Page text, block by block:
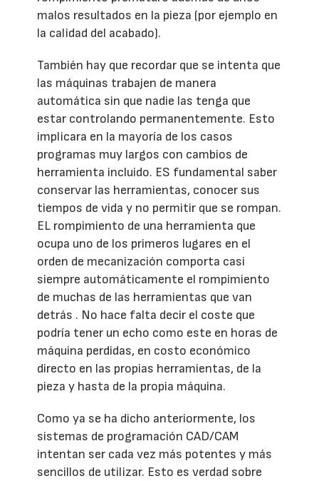
malos resultados en la pieza (por ejemplo en
la calidad del acabado).
También hay que recordar que se intenta que
las máquinas trabajen de manera
automática sin que nadie las tenga que
estar controlando permanentemente. Esto
implicara en la mayoría de los casos
programas muy largos con cambios de
herramienta incluido. ES fundamental saber
conservar las herramientas, conocer sus
tiempos de vida y no permitir que se rompan.
EL rompimiento de una herramienta que
ocupa uno de los primeros lugares en el
orden de mecanización comporta casi
siempre automáticamente el rompimiento
de muchas de las herramientas que van
detrás . No hace falta decir el coste que
podría tener un echo como este en horas de
máquina perdidas, en costo económico
directo en las propias herramientas, de la
pieza y hasta de la propia máquina.
Como ya se ha dicho anteriormente, los
sistemas de programación CAD/CAM
intentan ser cada vez más potentes y más
sencillos de utilizar. Esto es verdad sobre